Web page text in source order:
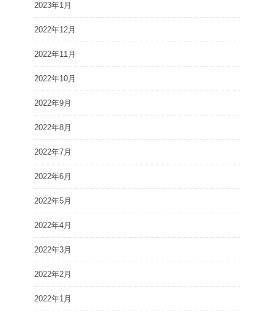
2023年1月
2022年12月
2022年11月
2022年10月
2022年9月
2022年8月
2022年7月
2022年6月
2022年5月
2022年4月
2022年3月
2022年2月
2022年1月